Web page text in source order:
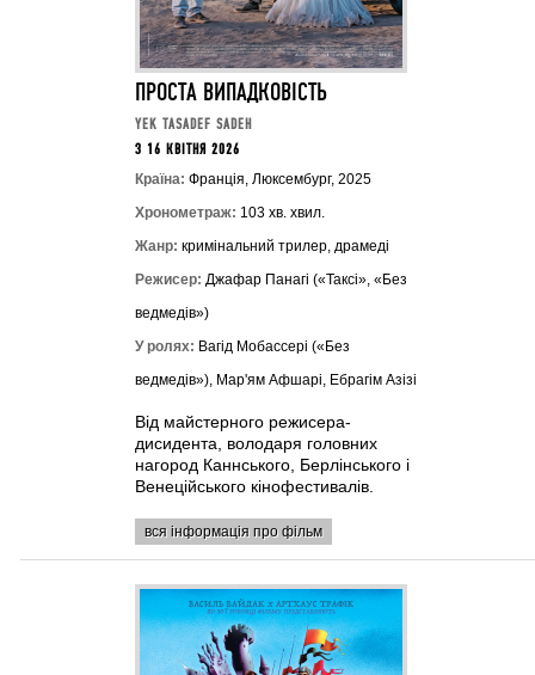
ПРОСТА ВИПАДКОВІСТЬ
YEK TASADEF SADEH
З 16 КВІТНЯ 2026
Країна: Франція, Люксембург, 2025
Хронометраж: 103 хв. хвил.
Жанр: кримінальний трилер, драмеді
Режисер: Джафар Панагі («Таксі», «Без
ведмедів»)
У ролях: Вагід Мобассері («Без
ведмедів»), Мар'ям Афшарі, Ебрагім Азізі
Від майстерного режисера-
дисидента, володаря головних
нагород Каннського, Берлінського і
Венеційського кінофестивалів.
вся інформація про фільм